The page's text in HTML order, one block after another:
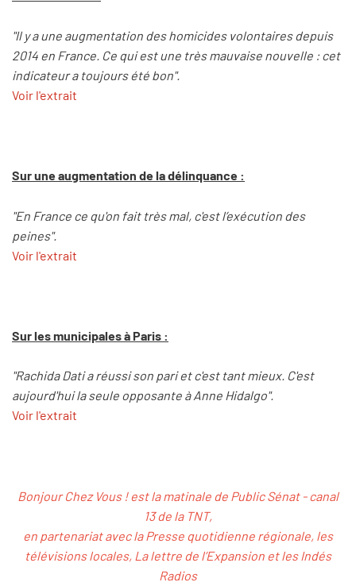
"Il y a une augmentation des homicides volontaires depuis
2014 en France. Ce qui est une très mauvaise nouvelle : cet
indicateur a toujours été bon".
Voir l'extrait
Sur une augmentation de la délinquance :
"En France ce qu'on fait très mal, c'est l’exécution des
peines".
Voir l'extrait
Sur les municipales à Paris :
"Rachida Dati a réussi son pari et c'est tant mieux. C'est
aujourd'hui la seule opposante à Anne Hidalgo".
Voir l'extrait
Bonjour Chez Vous ! est la matinale de Public Sénat - canal
13 de la TNT,
en partenariat avec la Presse quotidienne régionale, les
télévisions locales, La lettre de l’Expansion et les Indés
Radios